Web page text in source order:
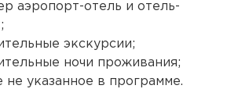
аэропорт-отель и отель-
экскурсии;
ночи проживания;
не указанное в программе.